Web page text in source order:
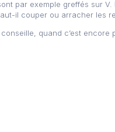
par exemple greffés sur
il couper ou arracher les
quand c’est encore